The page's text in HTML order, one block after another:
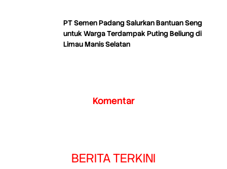
PT Semen Padang Salurkan Bantuan Seng
untuk Warga Terdampak Puting Beliung di
Limau Manis Selatan
Komentar
BERITA TERKINI